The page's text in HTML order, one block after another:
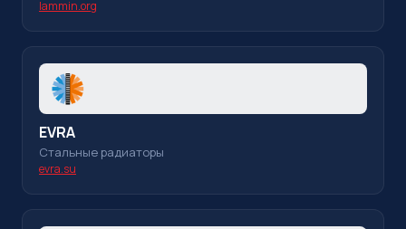
lammin.org
EVRA
Стальные радиаторы
evra.su